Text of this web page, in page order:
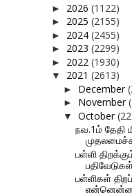
► 2026 (1122)
► 2025 (2155)
► 2024 (2455)
► 2023 (2299)
► 2022 (1930)
▼ 2021 (2613)
► December
► November
▼ October
நவ.1ம் தேதி
பள்ளி
பள்ளிகள்